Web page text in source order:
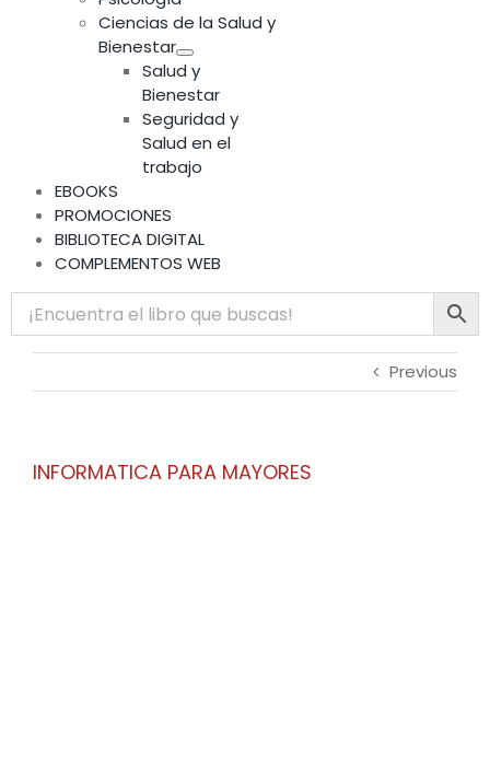
Ciencias de la Salud y
Bienestar
Salud y
Bienestar
Seguridad y
Salud en el
trabajo
EBOOKS
PROMOCIONES
BIBLIOTECA DIGITAL
COMPLEMENTOS WEB
Previous
INFORMATICA PARA MAYORES